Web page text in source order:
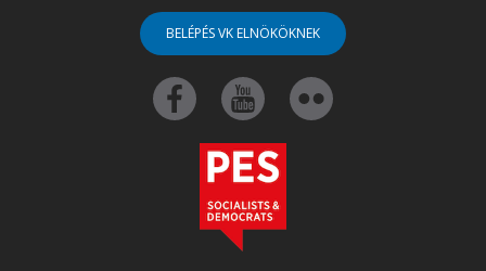
BELÉPÉS VK ELNÖKÖKNEK